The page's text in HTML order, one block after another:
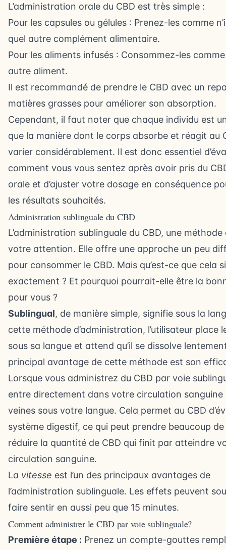
L’administration orale du CBD est très simple :
Pour les capsules ou gélules : Prenez-les comme
quel autre complément alimentaire.
Pour les aliments infusés : Consommez-les
autre aliment.
Il est recommandé de prendre le CBD avec un
matières grasses pour améliorer son absorption.
Cependant, il faut noter que chaque individu est
que la manière dont le corps absorbe et réagit au
varier considérablement. Il est donc essentiel
comment vous vous sentez après avoir pris du
orale et d’ajuster votre dosage en conséquence
les résultats souhaités.
Administration sublinguale du CBD
L’administration sublinguale du CBD, une
votre attention. Elle offre une approche un peu
pour consommer le CBD. Mais qu’est-ce que cela
exactement ? Et pourquoi pourrait-elle être la
pour vous ?
Sublingual, de manière simple, signifie sous la
cette méthode d’administration, l’utilisateur place
sous sa langue et attend qu’il se dissolve
principal avantage de cette méthode est son
Lorsque vous administrez du CBD par voie
entre directement dans votre circulation sanguine
veines sous votre langue. Cela permet au CBD
système digestif, ce qui peut prendre beaucoup
réduire la quantité de CBD qui finit par atteindre
circulation sanguine.
La vitesse est l’un des principaux avantages de
l’administration sublinguale. Les effets peuvent
faire sentir en aussi peu que 15 minutes.
Comment administrer le CBD par voie sublinguale?
Première étape : Prenez un compte-gouttes